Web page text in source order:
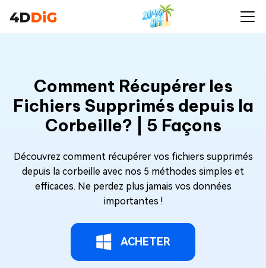
Comment Récupérer les
Fichiers Supprimés depuis la
Corbeille? | 5 Façons
Découvrez comment récupérer vos fichiers supprimés
depuis la corbeille avec nos 5 méthodes simples et
efficaces. Ne perdez plus jamais vos données
importantes !
ACHETER